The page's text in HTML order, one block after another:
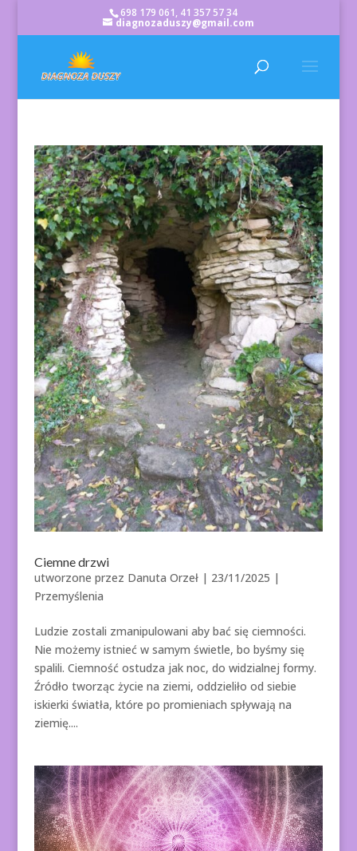
698 179 061, 41 357 57 34
diagnozaduszy@gmail.com
Ciemne drzwi
utworzone przez Danuta Orzeł| 23/11/2025 |
Przemyślenia
Ludzie zostali zmanipulowani aby bać się ciemności.
Nie możemy istnieć w samym świetle, bo byśmy się
spalili. Ciemność ostudza jak noc, do widzialnej formy.
Źródło tworząc życie na ziemi, oddzieliło od siebie
iskierki światła, które po promieniach spływają na
ziemię....